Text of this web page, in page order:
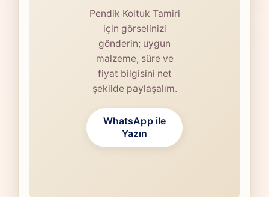
Pendik Koltuk Tamiri
için görselinizi
gönderin; uygun
malzeme, süre ve
fiyat bilgisini net
şekilde paylaşalım.
WhatsApp ile
Yazın